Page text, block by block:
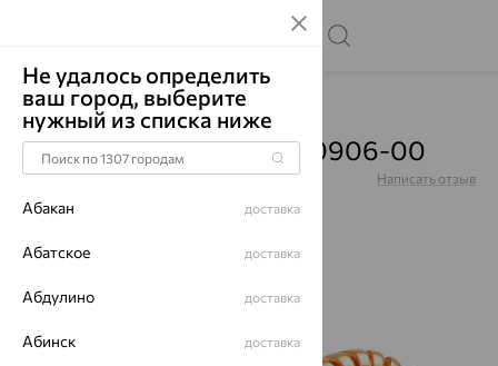
Главная Каталог Серьги Без вставок
Серьги, золото, 00-52-0906-00
Артикул:00-52-0906-00 Написать отзыв
Не удалось определить
ваш город, выберите
нужный из списка ниже
Абакан доставка
Абатское доставка
Абдулино доставка
Абинск доставка